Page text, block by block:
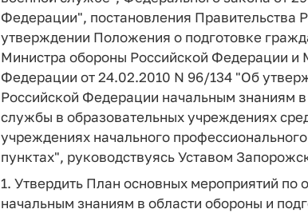
Федерации", постановления Правительства
утверждении Положения о подготовке
Министра обороны Российской Федерации и
Федерации от 24.02.2010 N 96/134 "Об
Российской Федерации начальным знаниям
службы в образовательных учреждениях
учреждениях начального
пунктах", руководствуясь Уставом
1. Утвердить План основных мероприятий
начальным знаниям в области обороны и